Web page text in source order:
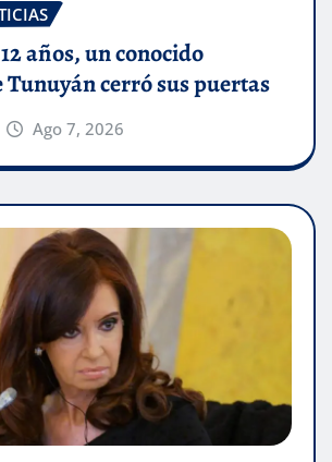
años, un conocido
Tunuyán cerró sus puertas
Ago 7, 2026